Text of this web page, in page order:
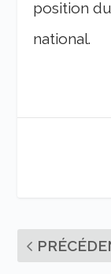
position
national.